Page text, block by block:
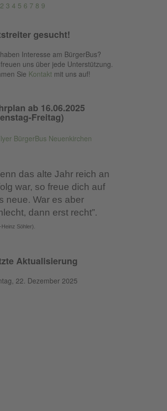
2 3 4 5 6 7 8 9
gesucht!
Interesse am BürgerBus?
uns über jede Unterstützung.
Sie Kontaktmit uns auf!
ab 16.06.2025
Freitag)
das alte Jahr reich an
war, so freue dich auf
neue. War es aber
dann erst recht”.
Heinz Söhler).
Aktualisierung
22. Dezember 2025